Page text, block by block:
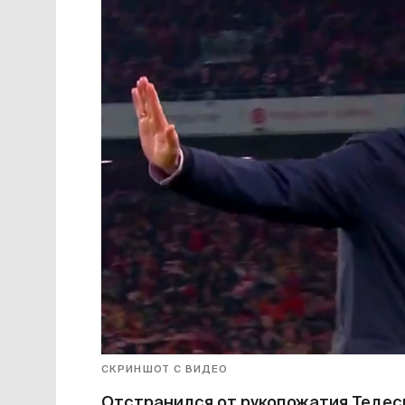
СКРИНШОТ С ВИДЕО